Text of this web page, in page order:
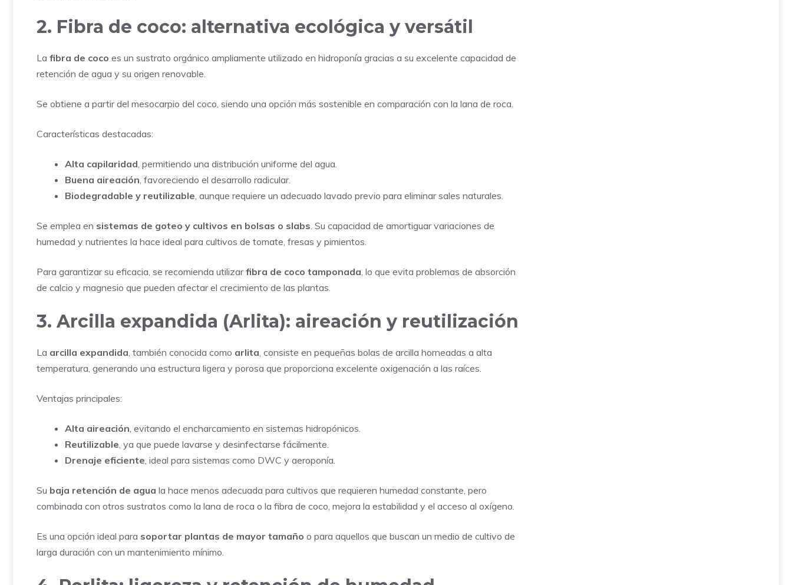
2. Fibra de coco: alternativa ecológica y versátil
La fibra de coco es un sustrato orgánico ampliamente utilizado en hidroponía gracias a su excelente capacidad de
retención de agua y su origen renovable.
Se obtiene a partir del mesocarpio del coco, siendo una opción más sostenible en comparación con la lana de roca.
Características destacadas:
Alta capilaridad , permitiendo una distribución uniforme del agua.
Buena aireación , favoreciendo el desarrollo radicular.
Biodegradable y reutilizable , aunque requiere un adecuado lavado previo para eliminar sales naturales.
Se emplea en sistemas de goteo y cultivos en bolsas o slabs . Su capacidad de amortiguar variaciones de
humedad y nutrientes la hace ideal para cultivos de tomate, fresas y pimientos.
Para garantizar su eficacia, se recomienda utilizarfibra de coco tamponada , lo que evita problemas de absorción
de calcio y magnesio que pueden afectar el crecimiento de las plantas.
3. Arcilla expandida (Arlita): aireación y reutilización
La arcilla expandida , también conocida como arlita , consiste en pequeñas bolas de arcilla horneadas a alta
temperatura, generando una estructura ligera y porosa que proporciona excelente oxigenación a las raíces.
Ventajas principales:
Alta aireación , evitando el encharcamiento en sistemas hidropónicos.
Reutilizable , ya que puede lavarse y desinfectarse fácilmente.
Drenaje eficiente , ideal para sistemas como DWC y aeroponía.
Su baja retención de agua la hace menos adecuada para cultivos que requieren humedad constante, pero
combinada con otros sustratos como la lana de roca o la fibra de coco, mejora la estabilidad y el acceso al oxígeno.
Es una opción ideal para soportar plantas de mayor tamaño o para aquellos que buscan un medio de cultivo de
larga duración con un mantenimiento mínimo.